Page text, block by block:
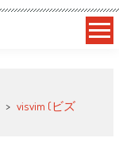
> visvim (ビズ